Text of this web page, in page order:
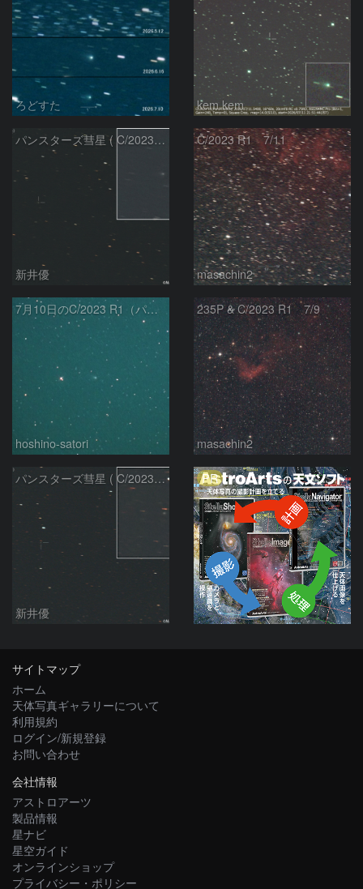
ろどすた kem.kem
パンスターズ彗星 ( C/2023R1 ) ：2026/07/08
新井優
C/2023 R1 7/11
masachin2
7月10日のC/2023 R1（パンスターズ彗星）
hoshino-satori
235P & C/2023 R1 7/9
masachin2
パンスターズ彗星 ( C/2023R1 ) ：2026/05/20
新井優
PR
サイトマップ
ホーム
天体写真ギャラリーについて
利用規約
ログイン/新規登録
お問い合わせ
会社情報
アストロアーツ
製品情報
星ナビ
星空ガイド
オンラインショップ
プライバシー・ポリシー